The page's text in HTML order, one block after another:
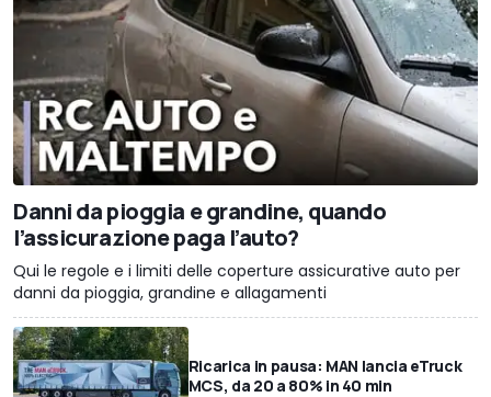
Danni da pioggia e grandine, quando
l’assicurazione paga l’auto?
Qui le regole e i limiti delle coperture assicurative auto per
danni da pioggia, grandine e allagamenti
Ricarica in pausa: MAN lancia eTruck
MCS, da 20 a 80% in 40 min